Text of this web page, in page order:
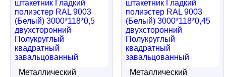
Металлический
Металлический